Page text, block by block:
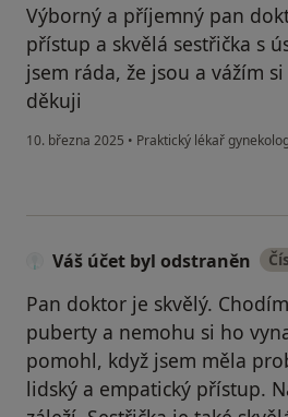
Výborný a příjemný pan
přístup a skvělá sestřička s
jsem ráda, že jsou a vážím
děkuji
10. března 2025 • Praktický lékař
Váš účet byl odstraněn
Pan doktor je skvělý.
puberty a nemohu si ho
pomohl, když jsem měla
lidský a empatický přístup.